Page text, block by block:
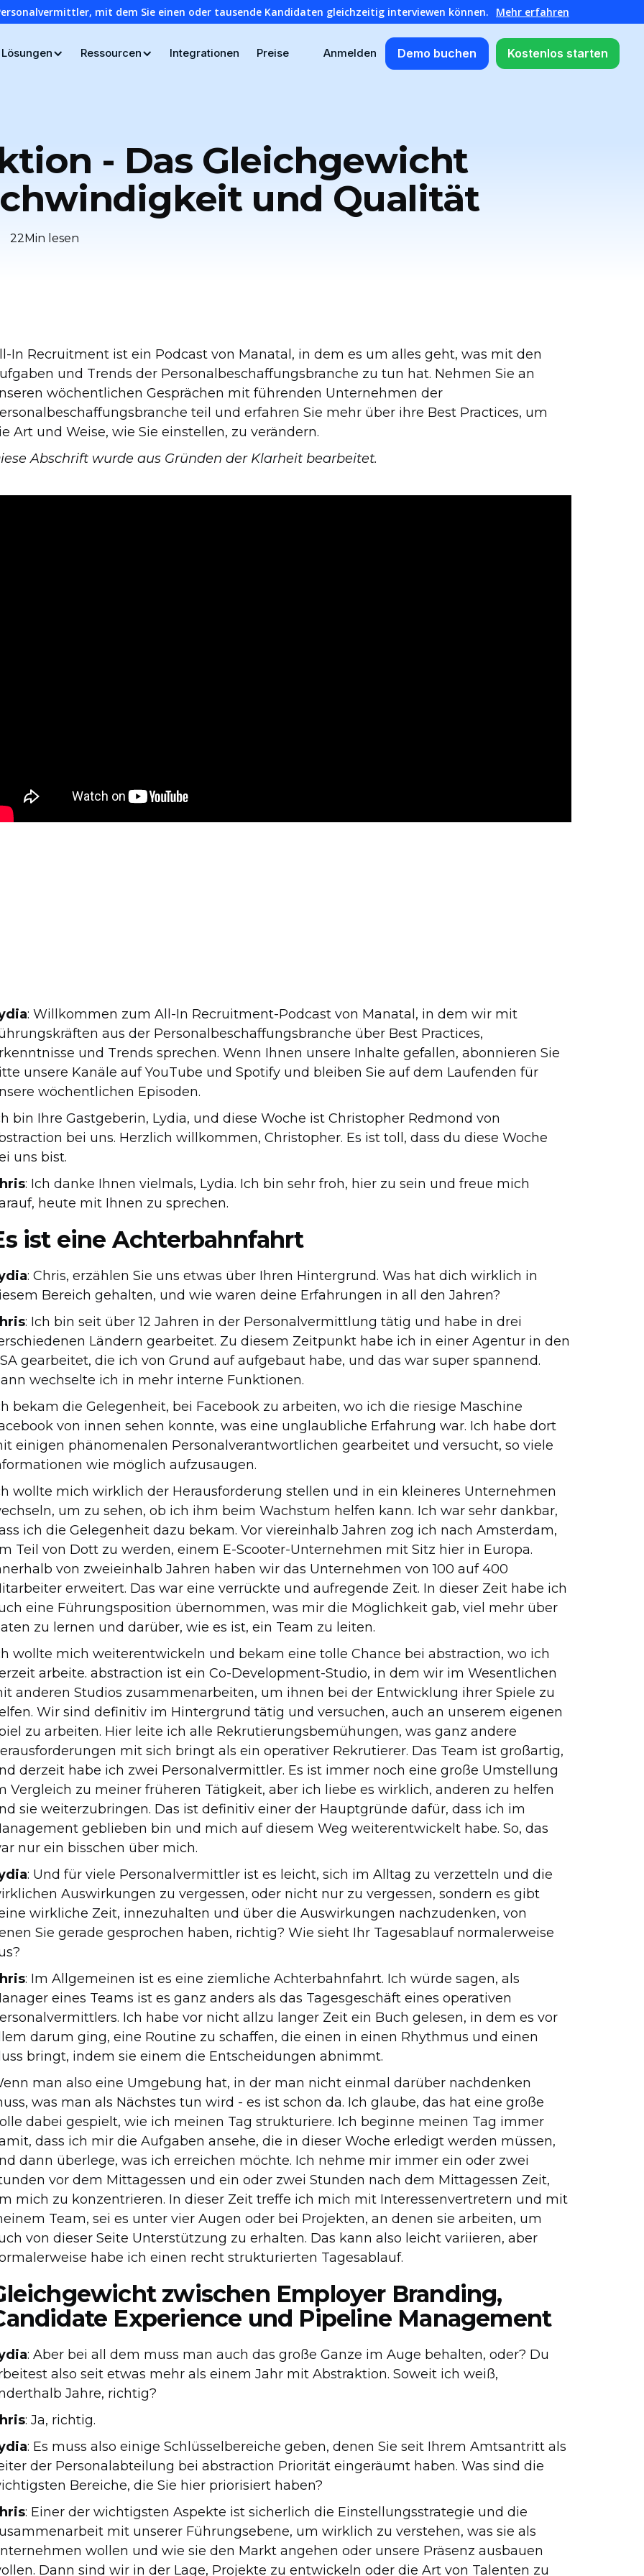
mit dem Sie einen oder tausende Kandidaten gleichzeitig interviewen können. Mehr erfahren
Lösungen Ressourcen Integrationen Preise Anmelden Demo buchen Kostenlos starten
- Das Gleichgewicht
und Qualität
22Min lesen
In Recruitment ist ein Podcast von Manatal, in dem es um alles geht, was mit den
und Trends der Personalbeschaffungsbranche zu tun hat. Nehmen Sie an
wöchentlichen Gesprächen mit führenden Unternehmen der
teil und erfahren Sie mehr über ihre Best Practices, um
Art und Weise, wie Sie einstellen, zu verändern.
Abschrift wurde aus Gründen der Klarheit bearbeitet.
: Willkommen zum All-In Recruitment-Podcast von Manatal, in dem wir mit
aus der Personalbeschaffungsbranche über Best Practices,
und Trends sprechen. Wenn Ihnen unsere Inhalte gefallen, abonnieren Sie
unsere Kanäle auf YouTube und Spotify und bleiben Sie auf dem Laufenden für
wöchentlichen Episoden.
bin Ihre Gastgeberin, Lydia, und diese Woche ist Christopher Redmond von
bei uns. Herzlich willkommen, Christopher. Es ist toll, dass du diese Woche
uns bist.
: Ich danke Ihnen vielmals, Lydia. Ich bin sehr froh, hier zu sein und freue mich
heute mit Ihnen zu sprechen.
ist eine Achterbahnfahrt
: Chris, erzählen Sie uns etwas über Ihren Hintergrund. Was hat dich wirklich in
Bereich gehalten, und wie waren deine Erfahrungen in all den Jahren?
: Ich bin seit über 12 Jahren in der Personalvermittlung tätig und habe in drei
Ländern gearbeitet. Zu diesem Zeitpunkt habe ich in einer Agentur in den
gearbeitet, die ich von Grund auf aufgebaut habe, und das war super spannend.
wechselte ich in mehr interne Funktionen.
bekam die Gelegenheit, bei Facebook zu arbeiten, wo ich die riesige Maschine
von innen sehen konnte, was eine unglaubliche Erfahrung war. Ich habe dort
einigen phänomenalen Personalverantwortlichen gearbeitet und versucht, so viele
wie möglich aufzusaugen.
wollte mich wirklich der Herausforderung stellen und in ein kleineres Unternehmen
um zu sehen, ob ich ihm beim Wachstum helfen kann. Ich war sehr dankbar,
ich die Gelegenheit dazu bekam. Vor viereinhalb Jahren zog ich nach Amsterdam,
Teil von Dott zu werden, einem E-Scooter-Unternehmen mit Sitz hier in Europa.
von zweieinhalb Jahren haben wir das Unternehmen von 100 auf 400
erweitert. Das war eine verrückte und aufregende Zeit. In dieser Zeit habe ich
eine Führungsposition übernommen, was mir die Möglichkeit gab, viel mehr über
zu lernen und darüber, wie es ist, ein Team zu leiten.
wollte mich weiterentwickeln und bekam eine tolle Chance bei abstraction, wo ich
arbeite. abstraction ist ein Co-Development-Studio, in dem wir im Wesentlichen
anderen Studios zusammenarbeiten, um ihnen bei der Entwicklung ihrer Spiele zu
Wir sind definitiv im Hintergrund tätig und versuchen, auch an unserem eigenen
zu arbeiten. Hier leite ich alle Rekrutierungsbemühungen, was ganz andere
mit sich bringt als ein operativer Rekrutierer. Das Team ist großartig,
derzeit habe ich zwei Personalvermittler. Es ist immer noch eine große Umstellung
Vergleich zu meiner früheren Tätigkeit, aber ich liebe es wirklich, anderen zu helfen
sie weiterzubringen. Das ist definitiv einer der Hauptgründe dafür, dass ich im
geblieben bin und mich auf diesem Weg weiterentwickelt habe. So, das
nur ein bisschen über mich.
: Und für viele Personalvermittler ist es leicht, sich im Alltag zu verzetteln und die
Auswirkungen zu vergessen, oder nicht nur zu vergessen, sondern es gibt
wirkliche Zeit, innezuhalten und über die Auswirkungen nachzudenken, von
Sie gerade gesprochen haben, richtig? Wie sieht Ihr Tagesablauf normalerweise
: Im Allgemeinen ist es eine ziemliche Achterbahnfahrt. Ich würde sagen, als
eines Teams ist es ganz anders als das Tagesgeschäft eines operativen
Ich habe vor nicht allzu langer Zeit ein Buch gelesen, in dem es vor
darum ging, eine Routine zu schaffen, die einen in einen Rhythmus und einen
bringt, indem sie einem die Entscheidungen abnimmt.
man also eine Umgebung hat, in der man nicht einmal darüber nachdenken
was man als Nächstes tun wird - es ist schon da. Ich glaube, das hat eine große
dabei gespielt, wie ich meinen Tag strukturiere. Ich beginne meinen Tag immer
dass ich mir die Aufgaben ansehe, die in dieser Woche erledigt werden müssen,
dann überlege, was ich erreichen möchte. Ich nehme mir immer ein oder zwei
vor dem Mittagessen und ein oder zwei Stunden nach dem Mittagessen Zeit,
mich zu konzentrieren. In dieser Zeit treffe ich mich mit Interessenvertretern und mit
Team, sei es unter vier Augen oder bei Projekten, an denen sie arbeiten, um
von dieser Seite Unterstützung zu erhalten. Das kann also leicht variieren, aber
habe ich einen recht strukturierten Tagesablauf.
zwischen Employer Branding,
Experience und Pipeline Management
: Aber bei all dem muss man auch das große Ganze im Auge behalten, oder? Du
also seit etwas mehr als einem Jahr mit Abstraktion. Soweit ich weiß,
Jahre, richtig?
: Ja, richtig.
: Es muss also einige Schlüsselbereiche geben, denen Sie seit Ihrem Amtsantritt als
der Personalabteilung bei abstraction Priorität eingeräumt haben. Was sind die
Bereiche, die Sie hier priorisiert haben?
: Einer der wichtigsten Aspekte ist sicherlich die Einstellungsstrategie und die
mit unserer Führungsebene, um wirklich zu verstehen, was sie als
wollen und wie sie den Markt angehen oder unsere Präsenz ausbauen
Dann sind wir in der Lage, Projekte zu entwickeln oder die Art von Talenten zu